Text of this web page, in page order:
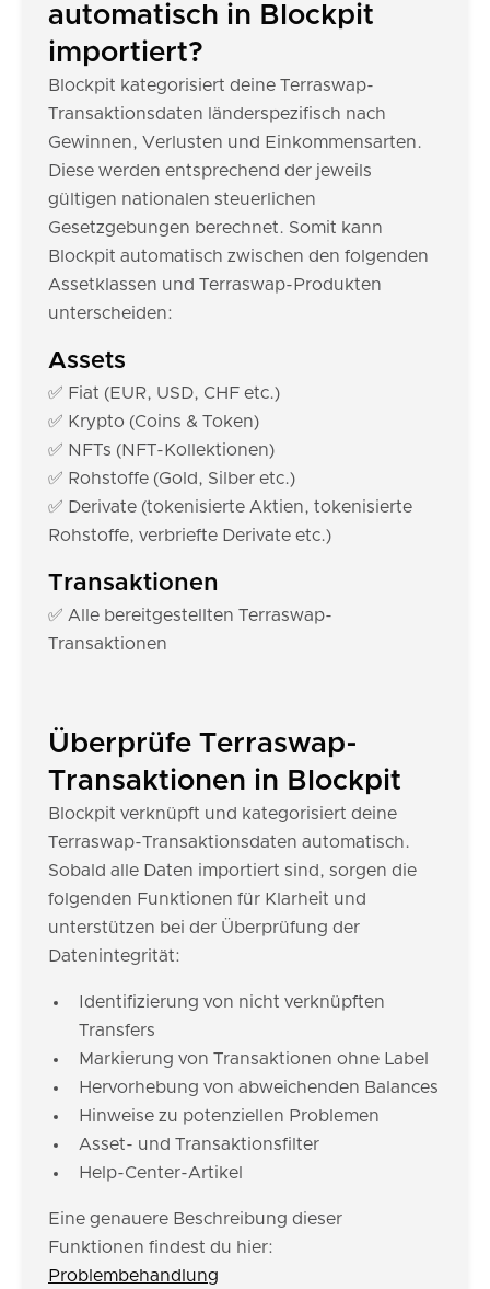
automatisch in Blockpit
importiert?
Blockpit kategorisiert deine Terraswap-
Transaktionsdaten länderspezifisch nach
Gewinnen, Verlusten und Einkommensarten.
Diese werden entsprechend der jeweils
gültigen nationalen steuerlichen
Gesetzgebungen berechnet. Somit kann
Blockpit automatisch zwischen den folgenden
Assetklassen und Terraswap-Produkten
unterscheiden:
Assets
✅ Fiat (EUR, USD, CHF etc.)
✅ Krypto (Coins & Token)
✅ NFTs (NFT-Kollektionen)
✅ Rohstoffe (Gold, Silber etc.)
✅ Derivate (tokenisierte Aktien, tokenisierte
Rohstoffe, verbriefte Derivate etc.)
Transaktionen
✅ Alle bereitgestellten Terraswap-
Transaktionen
Überprüfe Terraswap-
Transaktionen in Blockpit
Blockpit verknüpft und kategorisiert deine
Terraswap-Transaktionsdaten automatisch.
Sobald alle Daten importiert sind, sorgen die
folgenden Funktionen für Klarheit und
unterstützen bei der Überprüfung der
Datenintegrität:
Identifizierung von nicht verknüpften
Transfers
Markierung von Transaktionen ohne Label
Hervorhebung von abweichenden Balances
Hinweise zu potenziellen Problemen
Asset- und Transaktionsfilter
Help-Center-Artikel
Eine genauere Beschreibung dieser
Funktionen findest du hier:
Problembehandlung